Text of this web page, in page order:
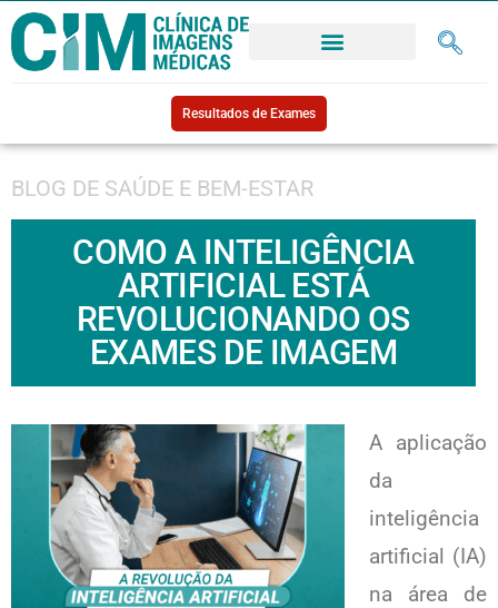
Resultados de Exames
BLOG DE SAÚDE E BEM-ESTAR
COMO A INTELIGÊNCIA
ARTIFICIAL ESTÁ
REVOLUCIONANDO OS
EXAMES DE IMAGEM
A aplicação
da
inteligência
artificial (IA)
na área de